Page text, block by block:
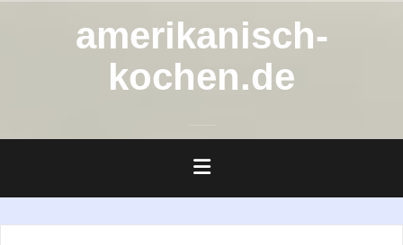
amerikanisch-
kochen.de